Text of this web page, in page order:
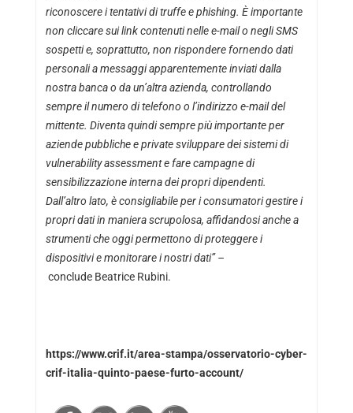
riconoscere i tentativi di truffe e phishing. È importante
non cliccare sui link contenuti nelle e-mail o negli SMS
sospetti e, soprattutto, non rispondere fornendo dati
personali a messaggi apparentemente inviati dalla
nostra banca o da un’altra azienda, controllando
sempre il numero di telefono o l’indirizzo e-mail del
mittente. Diventa quindi sempre più importante per
aziende pubbliche e private sviluppare dei sistemi di
vulnerability assessment e fare campagne di
sensibilizzazione interna dei propri dipendenti.
Dall’altro lato, è consigliabile per i consumatori gestire i
propri dati in maniera scrupolosa, affidandosi anche a
strumenti che oggi permettono di proteggere i
dispositivi e monitorare i nostri dati” –
conclude Beatrice Rubini.
https://www.crif.it/area-stampa/osservatorio-cyber-
crif-italia-quinto-paese-furto-account/